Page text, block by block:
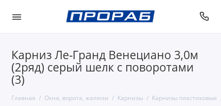
Карниз Ле-Гранд Венециано 3,0м
(2ряд) серый шелк с поворотами
(3)
Главная Окна, ворота, жалюзи Карнизы Карнизы пластиковые